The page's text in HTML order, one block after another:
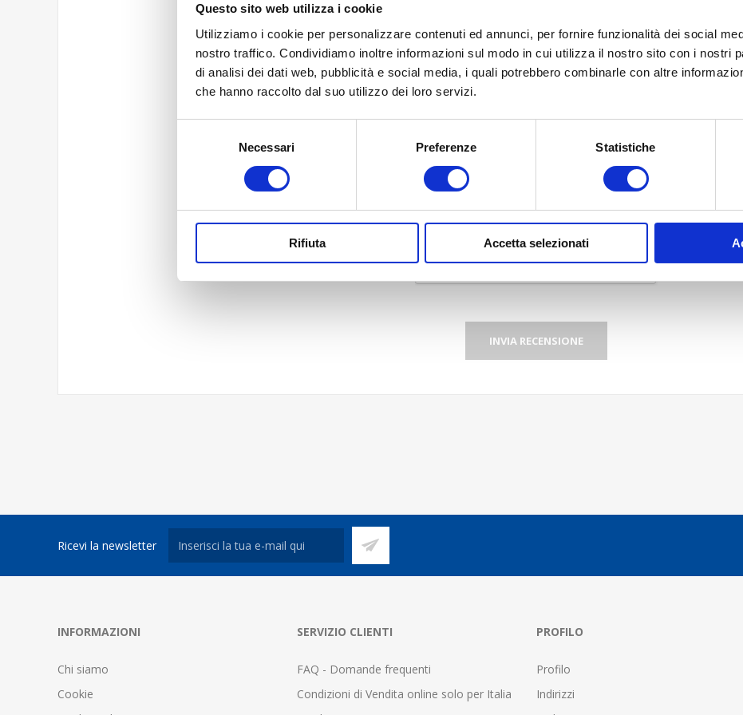
Questo sito web utilizza i cookie
Utilizziamo i cookie per personalizzare contenuti ed annunci, per fornire funzionalità dei social
nostro traffico. Condividiamo inoltre informazioni sul modo in cui utilizza il nostro sito con i nostri
di analisi dei dati web, pubblicità e social media, i quali potrebbero combinarle con altre
che hanno raccolto dal suo utilizzo dei loro servizi.
Necessari Preferenze Statistiche
Rifiuta Accetta selezionati
Testo della recensione:
INVIA RECENSIONE
Ricevi la newsletter
INFORMAZIONI
Chi siamo
Cookie
SERVIZIO CLIENTI
FAQ - Domande frequenti
Condizioni di Vendita online solo per Italia
PROFILO
Profilo
Indirizzi